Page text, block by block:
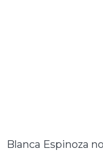
Blanca Espinoza